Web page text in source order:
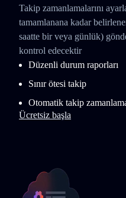
Takip zamanlamalarını
tamamlanana kadar
saatte bir veya günlük)
kontrol edecektir
Düzenli durum raporları
Sınır ötesi takip
Otomatik takip
Ücretsiz başla